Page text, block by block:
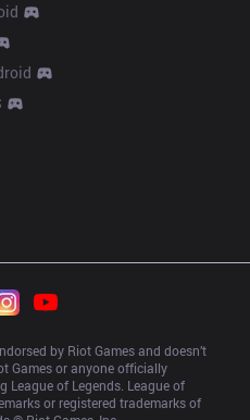
by Riot Games and doesn’t
Games or anyone officially
League of Legends. League of
or registered trademarks of